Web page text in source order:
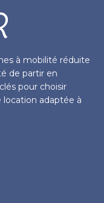
à mobilité réduite
de partir en
pour choisir
adaptée à